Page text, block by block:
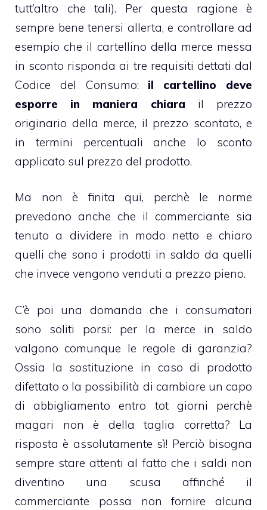
tutt’altro che tali). Per questa ragione è
sempre bene tenersi allerta, e controllare ad
esempio che il cartellino della merce messa
in sconto risponda ai tre requisiti dettati dal
Codice del Consumo: il cartellino deve
esporre in maniera chiara il prezzo
originario della merce, il prezzo scontato, e
in termini percentuali anche lo sconto
applicato sul prezzo del prodotto.
Ma non è finita qui, perchè le norme
prevedono anche che il commerciante sia
tenuto a dividere in modo netto e chiaro
quelli che sono i prodotti in saldo da quelli
che invece vengono venduti a prezzo pieno.
C’è poi una domanda che i consumatori
sono soliti porsi: per la merce in saldo
valgono comunque le regole di garanzia?
Ossia la sostituzione in caso di prodotto
difettato o la possibilità di cambiare un capo
di abbigliamento entro tot giorni perchè
magari non è della taglia corretta? La
risposta è assolutamente sì! Perciò bisogna
sempre stare attenti al fatto che i saldi non
diventino una scusa affinché il
commerciante possa non fornire alcuna